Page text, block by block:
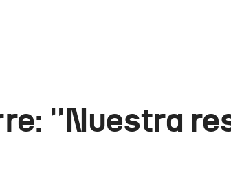
''Nuestra